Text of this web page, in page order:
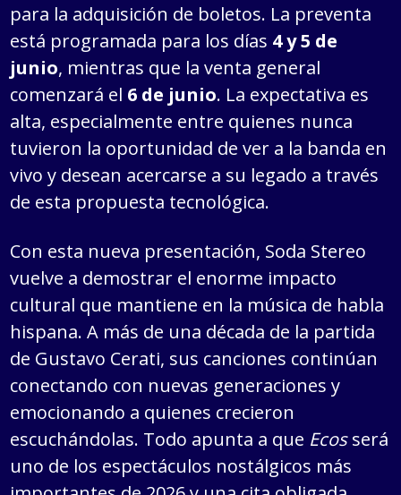
para la adquisición de boletos. La preventa
está programada para los días 4 y 5 de
junio, mientras que la venta general
comenzará el 6 de junio. La expectativa es
alta, especialmente entre quienes nunca
tuvieron la oportunidad de ver a la banda en
vivo y desean acercarse a su legado a través
de esta propuesta tecnológica.
Con esta nueva presentación, Soda Stereo
vuelve a demostrar el enorme impacto
cultural que mantiene en la música de habla
hispana. A más de una década de la partida
de Gustavo Cerati, sus canciones continúan
conectando con nuevas generaciones y
emocionando a quienes crecieron
escuchándolas. Todo apunta a que Ecosserá
uno de los espectáculos nostálgicos más